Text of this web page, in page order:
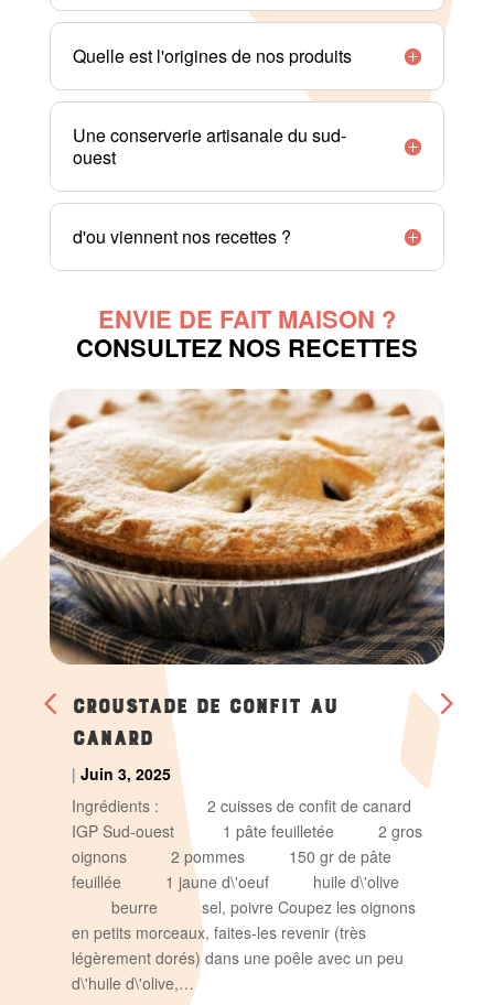
Quelle est l'origines de nos produits
Une conserverie artisanale du sud-
ouest
d'ou viennent nos recettes ?
ENVIE DE FAIT MAISON ?
CONSULTEZ NOS RECETTES
CROUSTADE DE CONFIT AU
CANARD
| Juin 3, 2025
Ingrédients : 2 cuisses de confit de canard
IGP Sud-ouest 1 pâte feuilletée 2 gros
oignons 2 pommes 150 gr de pâte
feuillée 1 jaune d\'oeuf huile d\'olive
beurre sel, poivre Coupez les oignons
en petits morceaux, faites-les revenir (très
légèrement dorés) dans une poêle avec un peu
d\'huile d\'olive,…